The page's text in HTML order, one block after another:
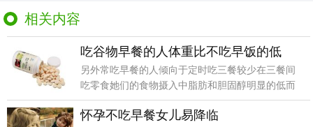
相关内容
吃谷物早餐的人体重比不吃早饭的低
另外常吃早餐的人倾向于定时吃三餐较少在三餐间
吃零食她们的食物摄入中脂肪和胆固醇明显的低而
钙和纤维明显
怀孕不吃早餐女儿易降临